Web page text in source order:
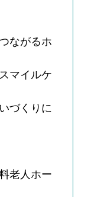
ながるホ
マイルケ
づくりに
老人ホー